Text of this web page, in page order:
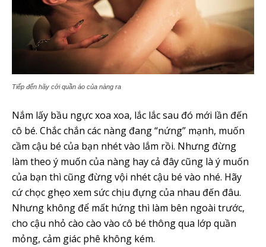
Tiếp đến hãy cởi quần áo của nàng ra
Nắm lấy bầu ngực xoa xoa, lắc lắc sau đó mới lần đến
cô bé. Chắc chắn các nàng đang “nứng” mạnh, muốn
cầm cậu bé của bạn nhét vào lắm rồi. Nhưng đừng
làm theo ý muốn của nàng hay cả đây cũng là ý muốn
của bạn thì cũng đừng vội nhét cậu bé vào nhé. Hãy
cứ chọc ghẹo xem sức chịu đựng của nhau đến đâu.
Nhưng không để mất hứng thì làm bên ngoài trước,
cho cậu nhỏ cào cào vào cô bé thông qua lớp quần
mỏng, cảm giác phê không kém.